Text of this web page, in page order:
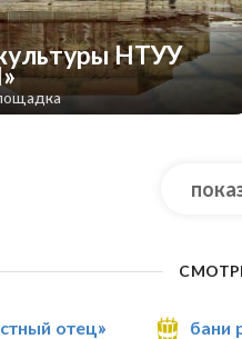
НТУУ
отец»
бани